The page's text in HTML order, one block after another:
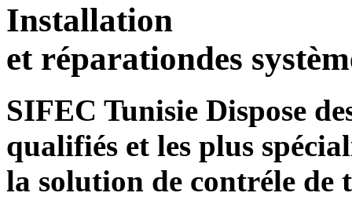
Installation
et réparationdes
SIFEC Tunisie Dispose
qualifiés et les plus
la solution de contréle de